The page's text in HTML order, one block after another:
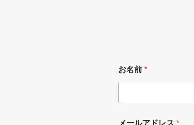
*
*
お名前 *
メールアドレス *